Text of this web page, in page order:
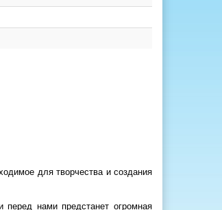
для творчества и создания
нами предстанет огромная